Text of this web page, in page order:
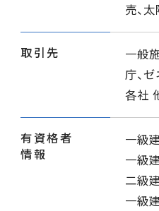
売、
取引先
一般
庁、
各社
有資格者
情報
一級
一級
二級
一級